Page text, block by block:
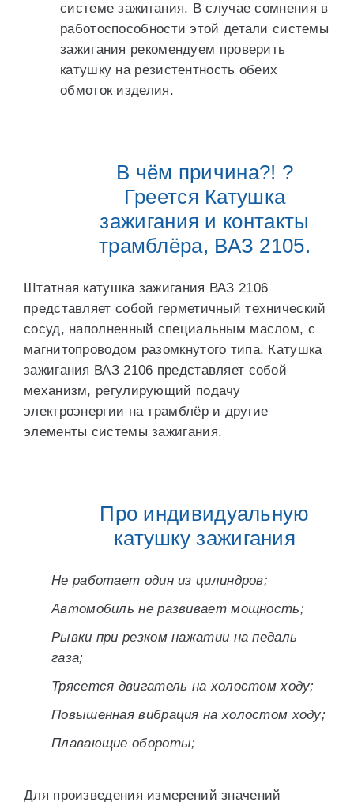
системе зажигания. В случае сомнения в
работоспособности этой детали системы
зажигания рекомендуем проверить
катушку на резистентность обеих
обмоток изделия.
В чём причина?! ?
Греется Катушка
зажигания и контакты
трамблёра, ВАЗ 2105.
Штатная катушка зажигания ВАЗ 2106
представляет собой герметичный технический
сосуд, наполненный специальным маслом, с
магнитопроводом разомкнутого типа. Катушка
зажигания ВАЗ 2106 представляет собой
механизм, регулирующий подачу
электроэнергии на трамблёр и другие
элементы системы зажигания.
Про индивидуальную
катушку зажигания
Не работает один из цилиндров;
Автомобиль не развивает мощность;
Рывки при резком нажатии на педаль
газа;
Трясется двигатель на холостом ходу;
Повышенная вибрация на холостом ходу;
Плавающие обороты;
Для произведения измерений значений